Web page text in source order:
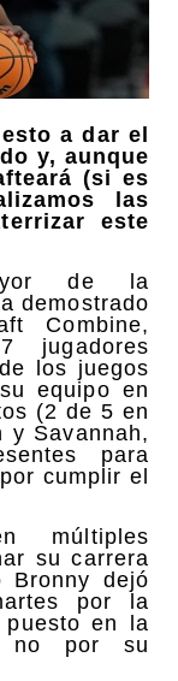
a dar el
y, aunque
(si es
las
este
de la
demostrado
Combine,
jugadores
los juegos
equipo en
(2 de 5 en
y Savannah,
para
cumplir el
múltiples
su carrera
Bronny dejó
por la
puesto en la
no por su